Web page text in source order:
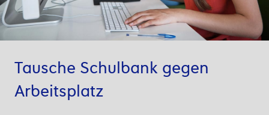
Tausche Schulbank gegen
Arbeitsplatz